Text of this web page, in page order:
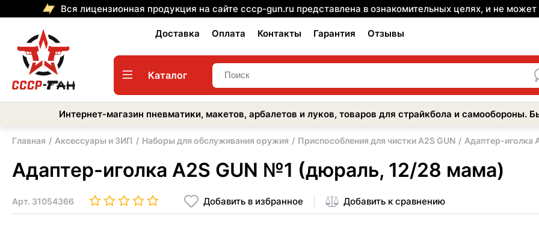
Вся лицензионная продукция на сайте cccp-gun.ru представлена в ознакомительных целях, и не
Доставка Оплата Контакты Гарантия Отзывы
Каталог
Интернет-магазин пневматики, макетов, арбалетов и луков, товаров для страйкбола и самообороны.
Главная Аксессуары и ЗИП Наборы для обслуживания оружия Приспособления для чистки A2S GUN Адаптер-иголка
Адаптер-иголка A2S GUN №1 (дюраль, 12/28 мама)
Арт. 31054366 Добавить в избранное Добавить к сравнению